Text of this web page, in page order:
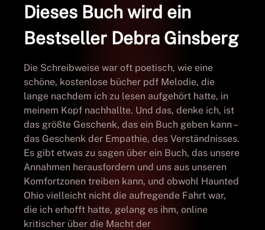
Dieses Buch wird ein
Bestseller Debra Ginsberg
Die Schreibweise war oft poetisch, wie eine
schöne, kostenlose bücher pdf Melodie, die
lange nachdem ich zu lesen aufgehört hatte, in
meinem Kopf nachhallte. Und das, denke ich, ist
das größte Geschenk, das ein Buch geben kann –
das Geschenk der Empathie, des Verständnisses.
Es gibt etwas zu sagen über ein Buch, das unsere
Annahmen herausfordern und uns aus unseren
Komfortzonen treiben kann, und obwohl Haunted
Ohio vielleicht nicht die aufregende Fahrt war,
die ich erhofft hatte, gelang es ihm, online
kritischer über die Macht der